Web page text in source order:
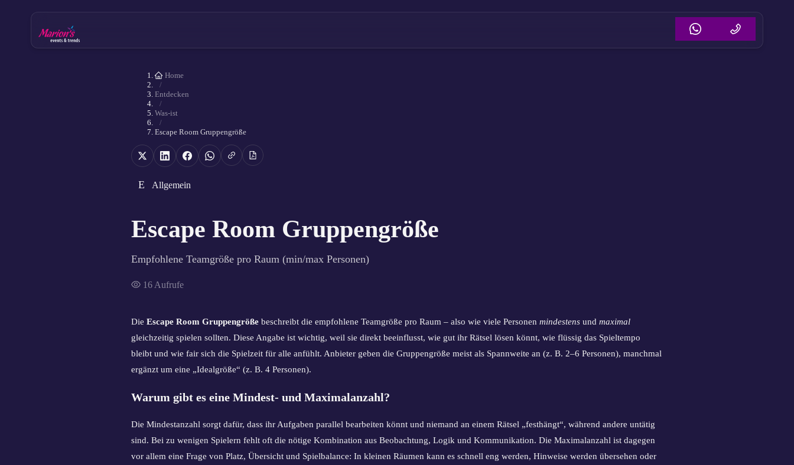
Home
/
Entdecken
/
Was-ist
/
Escape Room Gruppengröße
E Allgemein
Escape Room Gruppengröße
Empfohlene Teamgröße pro Raum (min/max Personen)
16 Aufrufe
Die Escape Room Gruppengröße beschreibt die empfohlene Teamgröße pro Raum – also wie viele Personen mindestens und maximal
gleichzeitig spielen sollten. Diese Angabe ist wichtig, weil sie direkt beeinflusst, wie gut ihr Rätsel lösen könnt, wie flüssig das Spieltempo
bleibt und wie fair sich die Spielzeit für alle anfühlt. Anbieter geben die Gruppengröße meist als Spannweite an (z. B. 2–6 Personen), manchmal
ergänzt um eine „Idealgröße“ (z. B. 4 Personen).
Warum gibt es eine Mindest- und Maximalanzahl?
Die Mindestanzahl sorgt dafür, dass ihr Aufgaben parallel bearbeiten könnt und niemand an einem Rätsel „festhängt“, während andere untätig
sind. Bei zu wenigen Spielern fehlt oft die nötige Kombination aus Beobachtung, Logik und Kommunikation. Die Maximalanzahl ist dagegen
vor allem eine Frage von Platz, Übersicht und Spielbalance: In kleinen Räumen kann es schnell eng werden, Hinweise werden übersehen oder